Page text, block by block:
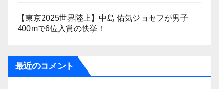
【東京2025世界陸上】中島 佑気ジョセフが男子
400mで6位入賞の快挙！
最近のコメント